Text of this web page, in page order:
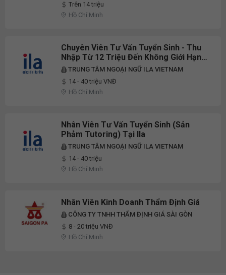
Trên 14 triệu
Hồ Chí Minh
Chuyên Viên Tư Vấn Tuyển Sinh - Thu
Nhập Từ 12 Triệu Đến Không Giới Hạn -
Khu Vực Hồ Chí Minh
TRUNG TÂM NGOẠI NGỮ ILA VIETNAM
14 - 40 triệu VNĐ
Hồ Chí Minh
Nhân Viên Tư Vấn Tuyển Sinh (Sản
Phảm Tutoring) Tại Ila
TRUNG TÂM NGOẠI NGỮ ILA VIETNAM
14 - 40 triệu
Hồ Chí Minh
Nhân Viên Kinh Doanh Thẩm Định Giá
CÔNG TY TNHH THẨM ĐỊNH GIÁ SÀI GÒN
8 - 20 triệu VNĐ
Hồ Chí Minh